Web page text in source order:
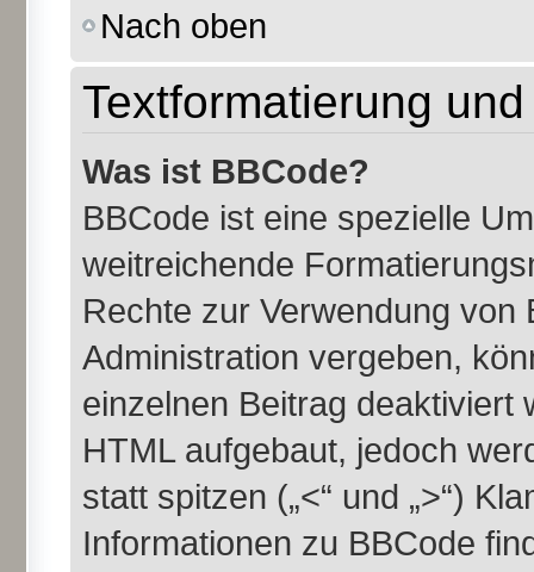
Nach oben
Textformatierung
Was ist BBCode?
BBCode ist eine spezielle
weitreichende
Rechte zur Verwendung
Administration vergeben,
einzelnen Beitrag deaktiviert
HTML aufgebaut, jedoch
statt spitzen („<“ und „>“)
Informationen zu BBCode